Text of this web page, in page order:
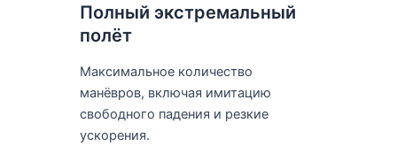
Полный экстремальный
полёт
Максимальное количество
манёвров, включая имитацию
свободного падения и резкие
ускорения.